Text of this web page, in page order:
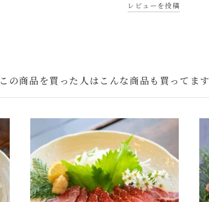
レビューを投稿
この商品を買った人はこんな商品も買ってます